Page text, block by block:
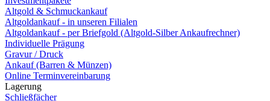
Altgold & Schmuckankauf
Altgoldankauf - in unseren Filialen
Altgoldankauf - per Briefgold (Altgold-Silber Ankaufrechner)
Individuelle Prägung
Gravur / Druck
Ankauf (Barren & Münzen)
Online Terminvereinbarung
Lagerung
Schließfächer